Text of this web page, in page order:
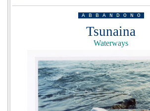
A B B A N D O N O
Tsunaina
Waterways